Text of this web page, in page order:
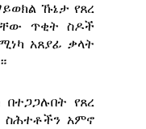
ኹኔታ የጸረ
ጥቂት ስዶች
አጸያፊ ቃላት
የጸረ
ስሕተቶችን አምኖ